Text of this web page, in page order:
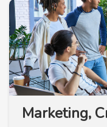
Marketing,